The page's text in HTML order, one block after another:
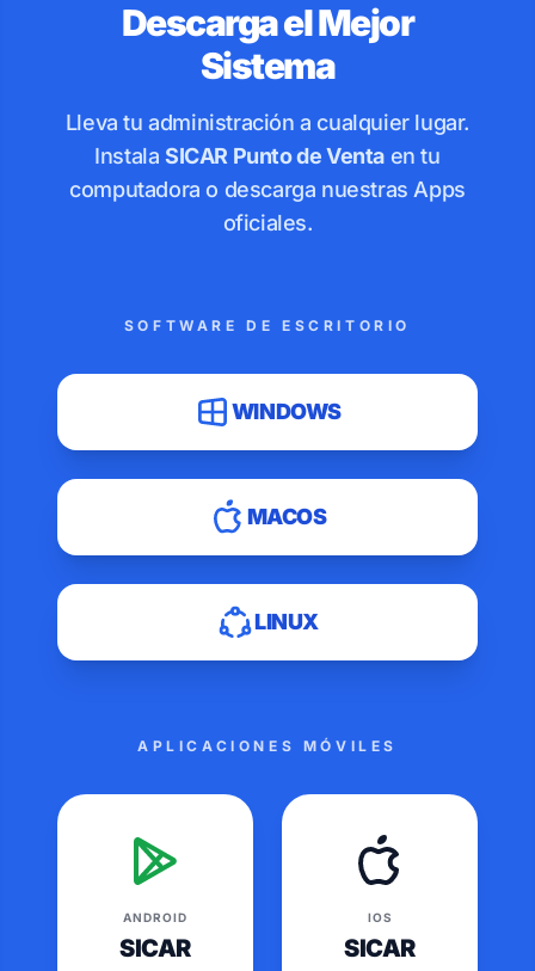
Descarga el Mejor
Sistema
Lleva tu administración a cualquier lugar.
InstalaSICAR Punto de Venta en tu
computadora o descarga nuestras Apps
oficiales.
SOFTWARE DE ESCRITORIO
WINDOWS
MACOS
LINUX
APLICACIONES MÓVILES
ANDROID
SICAR
IOS
SICAR